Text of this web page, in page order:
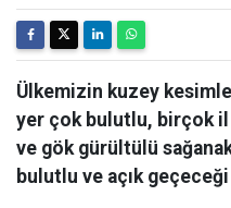
Ülkemizin kuzey
yer çok bulutlu, birçok
ve gök gürültülü
bulutlu ve açık